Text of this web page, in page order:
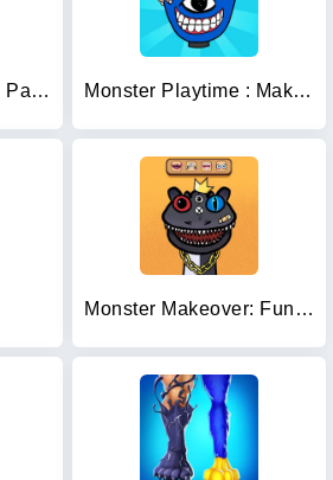
NHDFUT 23 Draft & Packs Monster Playtime : Makeover
Monster Makeover: Fun Custom